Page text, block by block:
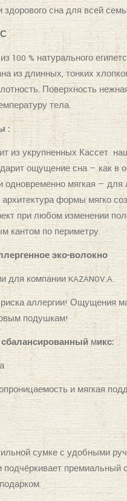
сна для всей
100 % натурального
из длинных, тонких
Поверхность
тела.
:
из укрупненных Кассет
ощущение сна — как в
одновременно мягкая —
формы мягко
при любом изменении
кантом по периметру.
эко-волокно
компании KAZANOV.A.
аллергии! Ощущения
подушкам!
микс:
и мягкая
сумке с удобными
премиальный